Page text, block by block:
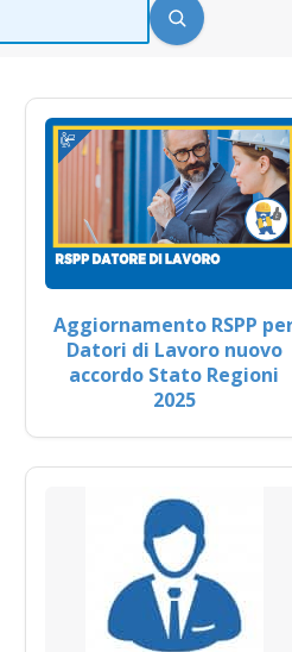
Aggiornamento RSPP
Datori di Lavoro nuovo
accordo Stato Regioni
2025